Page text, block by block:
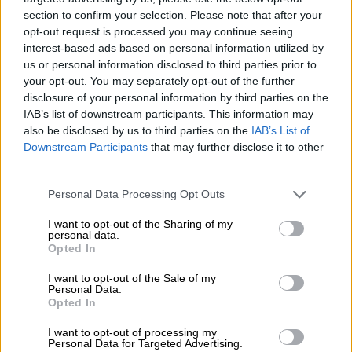
section to confirm your selection. Please note that after your
opt-out request is processed you may continue seeing
interest-based ads based on personal information utilized by
us or personal information disclosed to third parties prior to
your opt-out. You may separately opt-out of the further
disclosure of your personal information by third parties on the
IAB’s list of downstream participants. This information may
also be disclosed by us to third parties on the IAB’s List of
Downstream Participants that may further disclose it to other
Please note that this website/app uses one or more Google
not limited to your visit or usage behaviour. You may click to
grant or deny consent to Google and its third-party tags to
use your data for below specified purposes in below Google
consent section.
Personal Data Processing Opt Outs
I want to opt-out of the Sharing of my
personal data.
Opted In
I want to opt-out of the Sale of my
Personal Data.
Opted In
I want to opt-out of processing my
Personal Data for Targeted Advertising.
μην τα καταφέρνουν την τελευταία στιγμή.
Όπου και να βρίσκονται οι Έλληνες
διασώστες, τους πλησιάζουν οι άνθρωποι
τουςτραβάνε τα ρούχακαι τους φιλάνε τα
χέρια και τους παρακαλάνε και τους
δείχνουν την κατεύθυνση που είναι στο
σπίτι τους για να σώσουν τους ανθρώπους
τους.
Δεν υπάρχει σημείο που να μην υπάρχει
γκρεμισμένο κτίριο, είναι σαναπέραντο
νεκροταφείο, όπως μεταφέρουν οι
Επίσης, η περιοχή είναι ίσως η πιο δύσκολη
Εγκέλαδο.